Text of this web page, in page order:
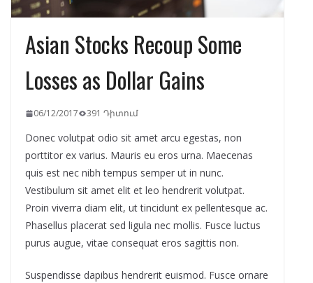
Asian Stocks Recoup Some
Losses as Dollar Gains
06/12/2017 391 Դիտում
Donec volutpat odio sit amet arcu egestas, non
porttitor ex varius. Mauris eu eros urna. Maecenas
quis est nec nibh tempus semper ut in nunc.
Vestibulum sit amet elit et leo hendrerit volutpat.
Proin viverra diam elit, ut tincidunt ex pellentesque ac.
Phasellus placerat sed ligula nec mollis. Fusce luctus
purus augue, vitae consequat eros sagittis non.
Suspendisse dapibus hendrerit euismod. Fusce ornare